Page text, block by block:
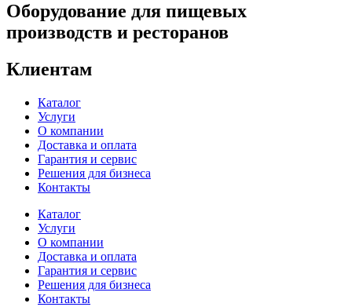
Оборудование для пищевых
производств и ресторанов
Клиентам
Каталог
Услуги
О компании
Доставка и оплата
Гарантия и сервис
Решения для бизнеса
Контакты
Каталог
Услуги
О компании
Доставка и оплата
Гарантия и сервис
Решения для бизнеса
Контакты